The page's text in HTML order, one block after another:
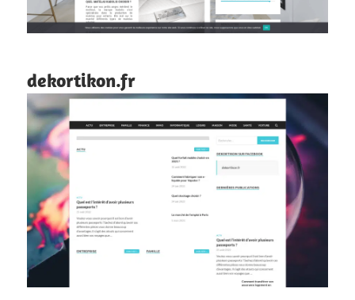
dekortikon.fr